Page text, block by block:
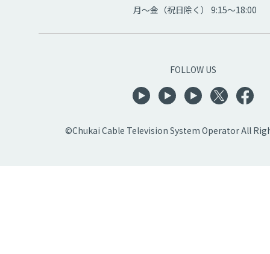
月～金（祝日除く） 9:15～18:00
FOLLOW US
©Chukai Cable Television System Operator All